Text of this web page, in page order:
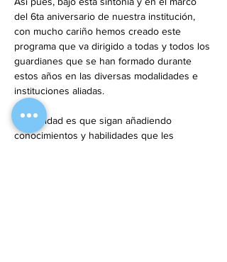
del 6ta aniversario de nuestra institución,
con mucho cariño hemos creado este
programa que va dirigido a todas y todos los
guardianes que se han formado durante
estos años en las diversas modalidades e
instituciones aliadas.
La finalidad es que sigan añadiendo
conocimientos y habilidades que les